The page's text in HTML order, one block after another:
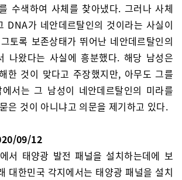
수색하여 사체를 찾아냈다. 그러나 사체
DNA가 네안데르탈인의 것이라는 사실이
토록 보존상태가 뛰어난 네안데르탈인의
나왔다는 사실에 흥분했다. 해당 남성은
한 것이 맞다고 주장했지만, 아무도 그를
서는 그 남성이 네안데르탈인의 미라를
은 것이 아니냐고 의문을 제기하고 있다.
09/12
서 태양광 발전 패널을 설치하는데에 보
대한민국 각지에서는 태양광 패널을 설치